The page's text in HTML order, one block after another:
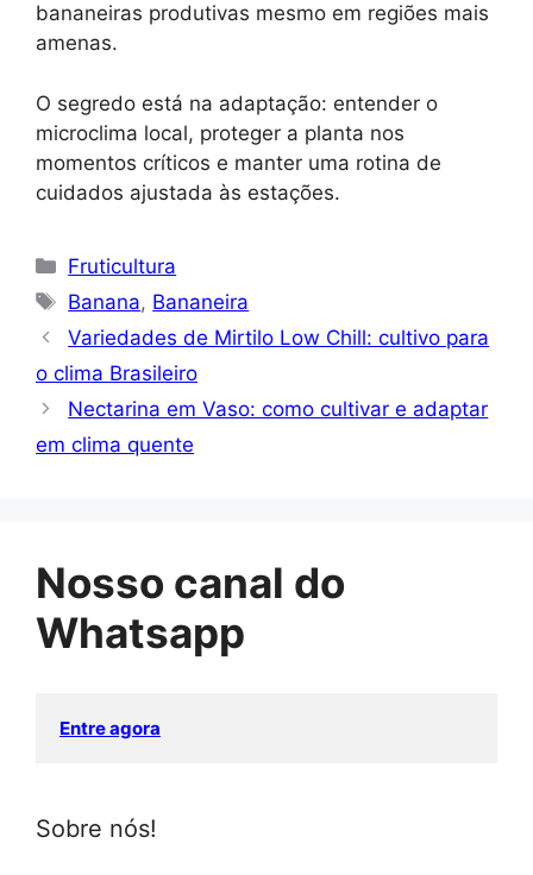
bananeiras produtivas mesmo em regiões mais
amenas.
O segredo está na adaptação: entender o
microclima local, proteger a planta nos
momentos críticos e manter uma rotina de
cuidados ajustada às estações.
Categorias
Fruticultura
Tags
Banana, Bananeira
Variedades de Mirtilo Low Chill: cultivo para
o clima Brasileiro
Nectarina em Vaso: como cultivar e adaptar
em clima quente
Nosso canal do
Whatsapp
Entre agora
Sobre nós!